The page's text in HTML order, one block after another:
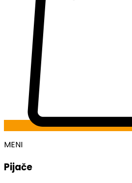
MENI
Pijače